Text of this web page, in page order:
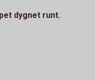
dygnet runt.